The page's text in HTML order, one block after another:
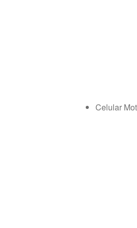
Celular